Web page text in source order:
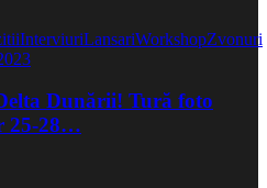
InterviuriLansariWorkshopZvonuri
Dunării! Tură foto
25-28…